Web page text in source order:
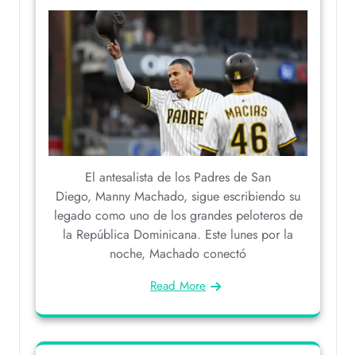
El antesalista de los Padres de San
Diego, Manny Machado, sigue escribiendo su
legado como uno de los grandes peloteros de
la República Dominicana. Este lunes por la
noche, Machado conectó
Read More